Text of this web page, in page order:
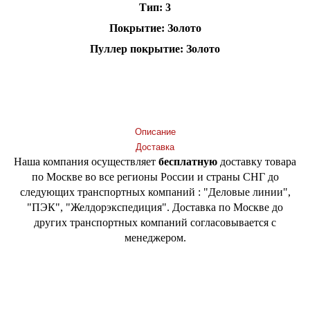
Тип: 3
Покрытие: Золото
Пуллер покрытие: Золото
Описание
Доставка
Наша компания осуществляет бесплатную доставку товара
по Москве во все регионы России и страны СНГ до
следующих транспортных компаний : "Деловые линии",
"ПЭК", "Желдорэкспедиция". Доставка по Москве до
других транспортных компаний согласовывается с
менеджером.